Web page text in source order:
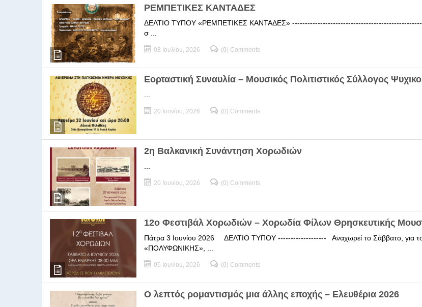
9ο Σεμινάριο της Στέγης
9Ο Σεμινάριο Διεύθυνσης Χορωδίας της Στέγης Ελληνικών Χορωδιών
ΡΕΜΠΕΤΙΚΕΣ ΚΑΝΤΑΔΕΣ
ΔΕΛΤΙΟ ΤΥΠΟΥ «ΡΕΜΠΕΤΙΚΕΣ ΚΑΝΤΑΔΕΣ»
σ ...
08 Ιουλίου, 2026 (0) Comments
Εορταστική Συναυλία – Μουσικός Πολιτιστικός Σύλλογος
20 Ιουνίου, 2026 (0) Comments
2η Βαλκανική Συνάντηση Χορωδιών
20 Ιουνίου, 2026 (0) Comments
12ο Φεστιβάλ Χορωδιών – Χορωδία Φίλων Θρησκευτικής
Πάτρα 3 Ιουνίου 2026 ΔΕΛΤΙΟ ΤΥΠΟΥ ------------------- Αναχωρεί το Σάββατο, για
«ΠΟΛΥΦΩΝΙΚΗΣ», ...
05 Ιουνίου, 2026 (0) Comments
Ο λεπτός ρομαντισμός μια άλλης εποχής – Ελευθέρια 2026